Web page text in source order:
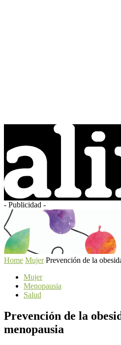
- Publicidad -
Home Mujer Prevención de la
Mujer
Menopausia
Salud
Prevención de la
menopausia